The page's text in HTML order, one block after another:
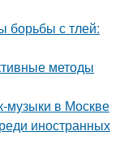
борьбы с тлей:
методы
музыки в Москве
иностранных